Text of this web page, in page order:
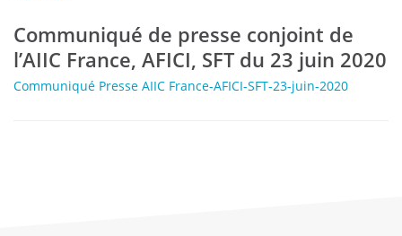
Communiqué de presse conjoint de
l’AIIC France, AFICI, SFT du 23 juin 2020
Communiqué Presse AIIC France-AFICI-SFT-23-juin-2020